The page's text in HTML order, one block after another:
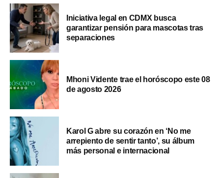
Iniciativa legal en CDMX busca
garantizar pensión para mascotas tras
separaciones
Mhoni Vidente trae el horóscopo este 08
de agosto 2026
Karol G abre su corazón en ‘No me
arrepiento de sentir tanto’, su álbum
más personal e internacional